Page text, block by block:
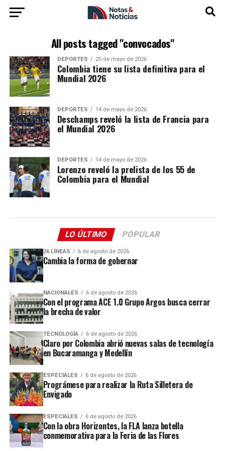
All posts tagged "convocados"
DEPORTES 25 de mayo de 2026
Colombia tiene su lista definitiva para el
Mundial 2026
DEPORTES 14 de mayo de 2026
Deschamps reveló la lista de Francia para
el Mundial 2026
DEPORTES 14 de mayo de 2026
Lorenzo reveló la prelista de los 55 de
Colombia para el Mundial
LO ÚLTIMO POPULAR
26 LÍNEAS 6 de agosto de 2026
Cambia la forma de gobernar
NACIONALES 6 de agosto de 2026
Con el programa ACE 1.0 Grupo Argos busca cerrar
la brecha de valor
TECNOLOGÍA 6 de agosto de 2026
Claro por Colombia abrió nuevas salas de tecnología
en Bucaramanga y Medellín
ESPECIALES 6 de agosto de 2026
Prográmese para realizar la Ruta Silletera de
Envigado
ESPECIALES 6 de agosto de 2026
Con la obra Horizontes, la FLA lanza botella
conmemorativa para la Feria de las Flores